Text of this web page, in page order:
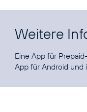
Weitere
Eine App für
App fürAndroid und